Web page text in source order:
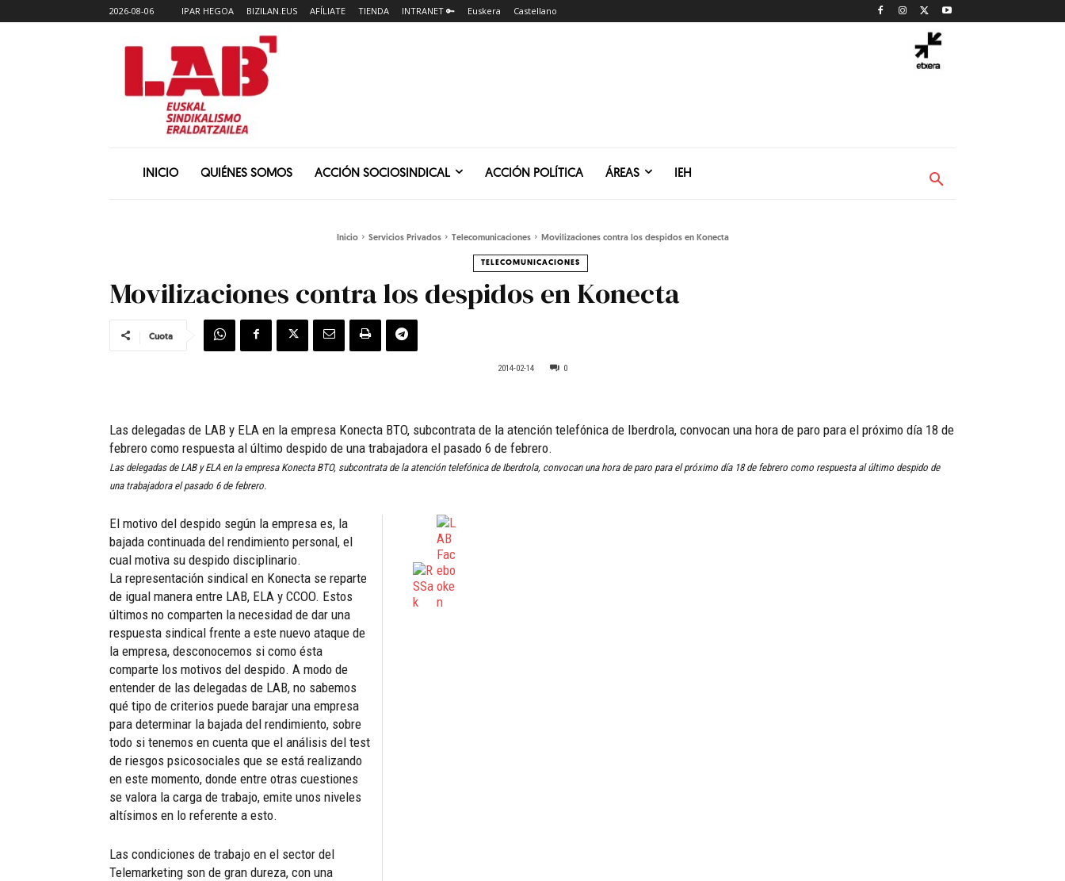
2026-08-06 IPAR HEGOA BIZILAN.EUS AFÍLIATE TIENDA INTRANET 🔑 Euskera Castellano
INICIO QUIÉNES SOMOS ACCIÓN SOCIOSINDICAL ACCIÓN POLÍTICA ÁREAS IEH
Inicio Servicios Privados Telecomunicaciones Movilizaciones contra los despidos en Konecta
TELECOMUNICACIONES
Movilizaciones contra los despidos en Konecta
Cuota
2014-02-14 0
Las delegadas de LAB y ELA en la empresa Konecta BTO, subcontrata de la atención telefónica de Iberdrola, convocan una hora de paro para el próximo día 18 de
febrero como respuesta al último despido de una trabajadora el pasado 6 de febrero.
Las delegadas de LAB y ELA en la empresa Konecta BTO, subcontrata de la atención telefónica de Iberdrola, convocan una hora de paro para el próximo día 18 de febrero como respuesta al último despido de
una trabajadora el pasado 6 de febrero.
El motivo del despido según la empresa es, la
bajada continuada del rendimiento personal, el
cual motiva su despido disciplinario.
La representación sindical en Konecta se reparte
de igual manera entre LAB, ELA y CCOO. Estos
últimos no comparten la necesidad de dar una
respuesta sindical frente a este nuevo ataque de
la empresa, desconocemos si como ésta
comparte los motivos del despido. A modo de
entender de las delegadas de LAB, no sabemos
qué tipo de criterios puede barajar una empresa
para determinar la bajada del rendimiento, sobre
todo si tenemos en cuenta que el análisis del test
de riesgos psicosociales que se está realizando
en este momento, donde entre otras cuestiones
se valora la carga de trabajo, emite unos niveles
altísimos en lo referente a esto.
Las condiciones de trabajo en el sector del
Telemarketing son de gran dureza, con una